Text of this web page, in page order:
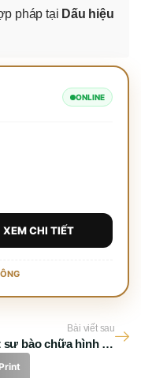
pháp tại Dấu hiệu
ONLINE
XEM CHI TIẾT
Bài viết sau
Luật sư bào chữa hình sự: Tấm khiên thép trước pháp luật